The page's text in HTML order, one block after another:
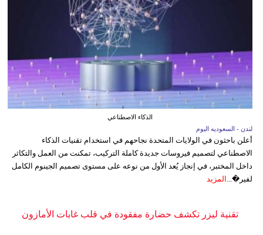
الذكاء الاصطناعي
لندن - السعوديه اليوم
أعلن باحثون في الولايات المتحدة نجاحهم في استخدام تقنيات الذكاء
الاصطناعي لتصميم فيروسات جديدة كاملة التركيب، تمكنت من العمل والتكاثر
داخل المختبر، في إنجاز يُعد الأول من نوعه على مستوى تصميم الجينوم الكامل
لفير�... المزيد
تقنية ليزر تكشف حضارة مفقودة في قلب غابات الأمازون